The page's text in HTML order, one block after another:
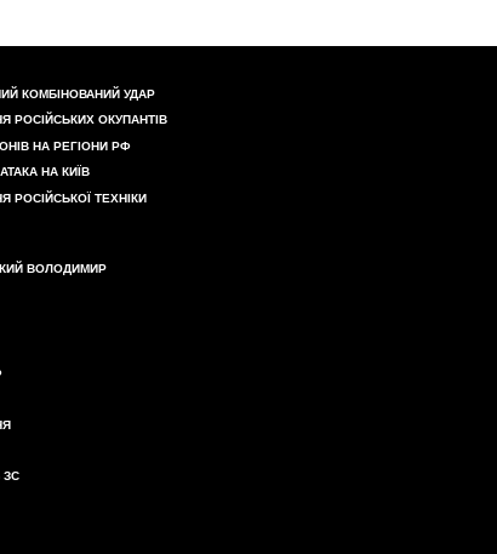
КОМБІНОВАНИЙ УДАР
РОСІЙСЬКИХ ОКУПАНТІВ
НА РЕГІОНИ РФ
НА КИЇВ
РОСІЙСЬКОЇ ТЕХНІКИ
ВОЛОДИМИР
ЗС